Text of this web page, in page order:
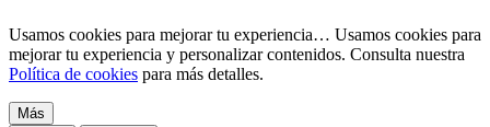
Usamos cookies para mejorar tu experiencia… Usamos cookies para
mejorar tu experiencia y personalizar contenidos. Consulta nuestra
Política de cookies para más detalles.
Más